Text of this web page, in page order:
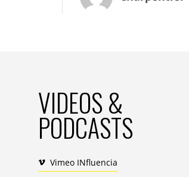
Une Révolution de
consommation d’avant
temps de faire ses
corvée anxiogène du
que l’on aime et qui
VIDEOS &
PODCASTS
Vimeo INfluencia